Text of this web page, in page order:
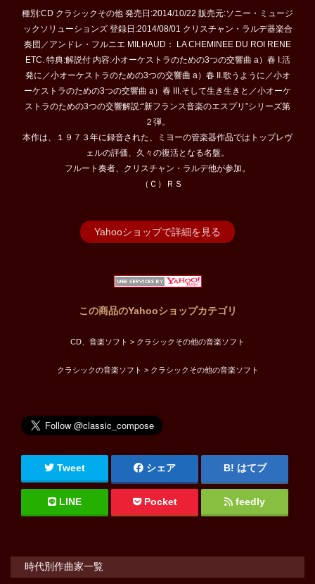
種別:CD クラシックその他 発売日:2014/10/22 販売元:ソニー・ミュージ
ックソリューションズ 登録日:2014/08/01 クリスチャン・ラルデ器楽合
奏団／アンドレ・フルニエ MILHAUD： LA CHEMINEE DU ROI RENE
ETC. 特典:解説付 内容:小オーケストラのための3つの交響曲 a）春 I.活
発に／小オーケストラのための3つの交響曲 a）春 II.歌うように／小オ
ーケストラのための3つの交響曲 a）春 III.そして生き生きと／小オーケ
ストラのための3つの交響解説:“新フランス音楽のエスプリ”シリーズ第
２弾。
本作は、１９７３年に録音された、ミヨーの管楽器作品ではトップレヴ
ェルの評価、久々の復活となる名盤。
フルート奏者、クリスチャン・ラルデ他が参加。
（Ｃ）ＲＳ
Yahooショップで詳細を見る
この商品のYahooショップカテゴリ
CD、音楽ソフト > クラシックその他の音楽ソフト
クラシックの音楽ソフト > クラシックその他の音楽ソフト
Tweet シェア はてブ
LINE Pocket feedly
時代別作曲家一覧